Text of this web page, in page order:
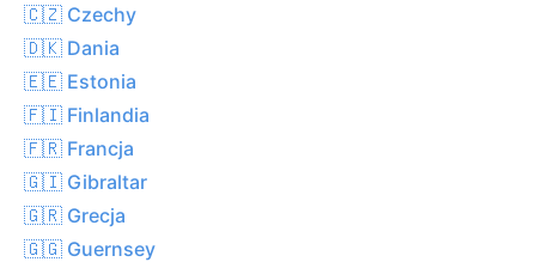
🇨🇿 Czechy
🇩🇰 Dania
🇪🇪 Estonia
🇫🇮 Finlandia
🇫🇷 Francja
🇬🇮 Gibraltar
🇬🇷 Grecja
🇬🇬 Guernsey